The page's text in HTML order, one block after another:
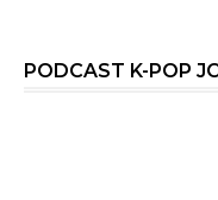
PODCAST K-POP